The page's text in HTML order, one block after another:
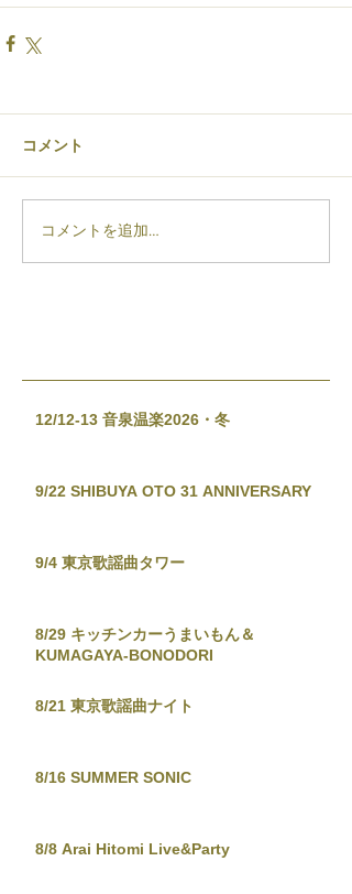
コメント
コメントを追加…
12/12-13 音泉温楽2026・冬
9/22 SHIBUYA OTO 31 ANNIVERSARY
9/4 東京歌謡曲タワー
8/29 キッチンカーうまいもん＆
KUMAGAYA-BONODORI
8/21 東京歌謡曲ナイト
8/16 SUMMER SONIC
8/8 Arai Hitomi Live&Party